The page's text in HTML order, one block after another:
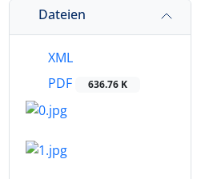
Dateien
XML
PDF
636.76 K